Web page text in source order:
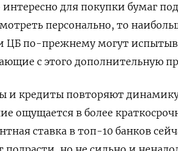
интересно для покупки бумаг
персонально, то
ЦБ по-прежнему могут
с этого дополнительную
и кредиты повторяют
ощущается в более
ставка в топ-10 банков